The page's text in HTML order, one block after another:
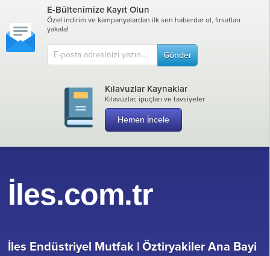
E-Bültenimize Kayıt Olun
Özel indirim ve kampanyalardan ilk sen haberdar ol, fırsatları
yakala!
Gönder
Kılavuzlar Kaynaklar
Kılavuzlar, ipuçları ve tavsiyeler
Hemen İncele
İles.com.tr
İles Endüstriyel Mutfak |Öztiryakiler Ana Bayi